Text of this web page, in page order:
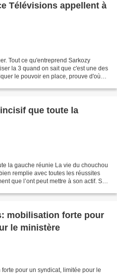
Télévisions appellent à
Tout ce qu'entreprend Sarkozy
la 3 quand on sait que c'est une des
le pouvoir en place, prouve d'où
que toute la
la gauche réunie La vie du chouchou
remplie avec toutes les réussites
que l’ont peut mettre à son actif. Sa
mobilisation forte pour
le ministère
pour un syndicat, limitée pour le